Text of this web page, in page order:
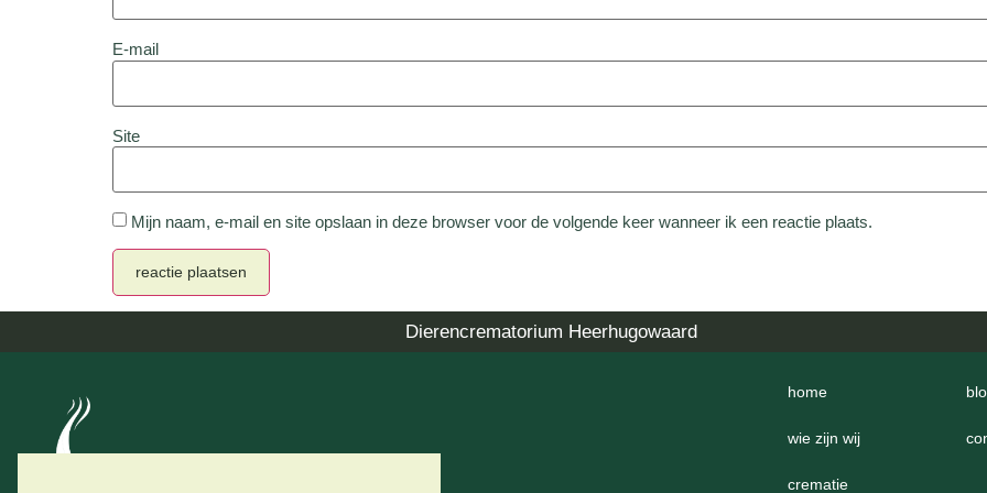
E-mail
Site
Mijn naam, e-mail en site opslaan in deze browser voor de volgende keer wanneer ik een reactie plaats.
Dierencrematorium Heerhugowaard
home
wie zijn wij
crematie